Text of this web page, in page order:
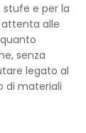
stufe e per la
alle
senza
legato al
di materiali